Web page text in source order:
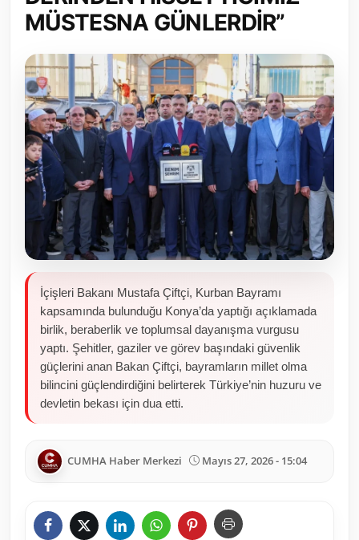
Toplum ve Yaşam
Kamu Kurumları ve Üst Kurullar
Resmi Reklamlar
MÜSTESNA GÜNLERDİR”
İçişleri Bakanı Mustafa Çiftçi, Kurban Bayramı
kapsamında bulunduğu Konya’da yaptığı açıklamada
birlik, beraberlik ve toplumsal dayanışma vurgusu
yaptı. Şehitler, gaziler ve görev başındaki güvenlik
güçlerini anan Bakan Çiftçi, bayramların millet olma
bilincini güçlendirdiğini belirterek Türkiye’nin huzuru ve
devletin bekası için dua etti.
CUMHA Haber Merkezi Mayıs 27, 2026 - 15:04